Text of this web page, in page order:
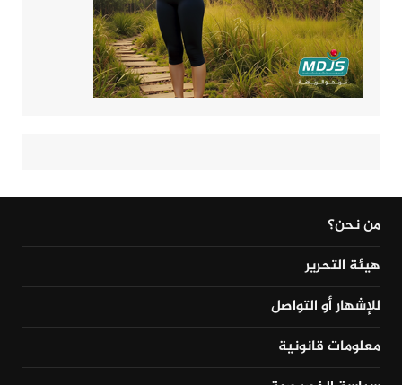
من نحن؟
هيئة التحرير
للإشهار أو التواصل
معلومات قانونية